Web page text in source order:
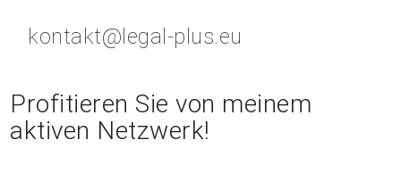
kontakt@legal-plus.eu
Profitieren Sie von meinem
aktiven Netzwerk!